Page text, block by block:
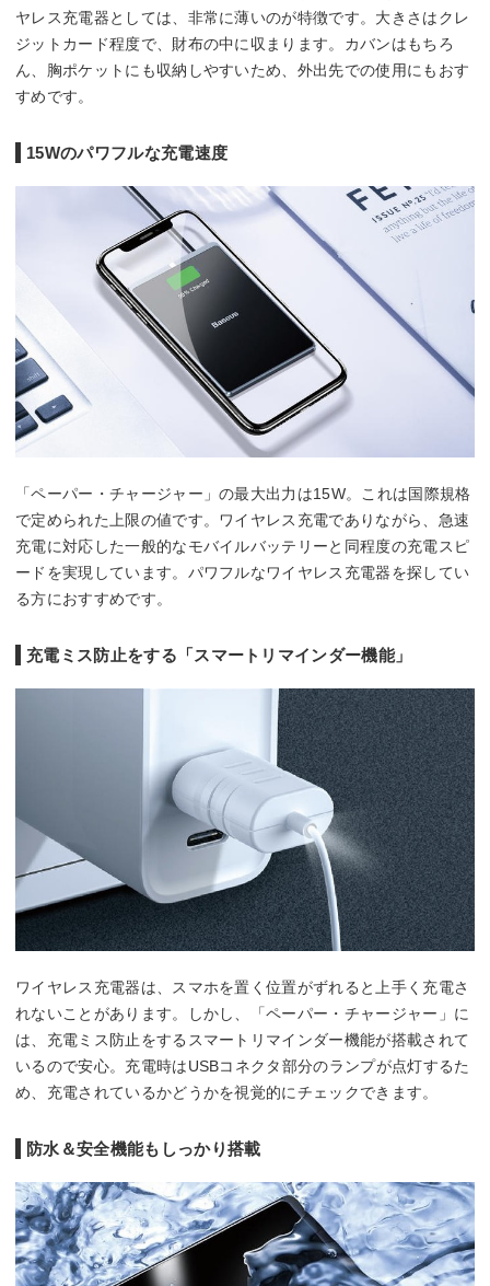
ヤレス充電器としては、非常に薄いのが特徴です。大きさはクレ
ジットカード程度で、財布の中に収まります。カバンはもちろ
ん、胸ポケットにも収納しやすいため、外出先での使用にもおす
すめです。
15Wのパワフルな充電速度
「ペーパー・チャージャー」の最大出力は15W。これは国際規格
で定められた上限の値です。ワイヤレス充電でありながら、急速
充電に対応した一般的なモバイルバッテリーと同程度の充電スピ
ードを実現しています。パワフルなワイヤレス充電器を探してい
る方におすすめです。
充電ミス防止をする「スマートリマインダー機能」
ワイヤレス充電器は、スマホを置く位置がずれると上手く充電さ
れないことがあります。しかし、「ペーパー・チャージャー」に
は、充電ミス防止をするスマートリマインダー機能が搭載されて
いるので安心。充電時はUSBコネクタ部分のランプが点灯するた
め、充電されているかどうかを視覚的にチェックできます。
防水＆安全機能もしっかり搭載